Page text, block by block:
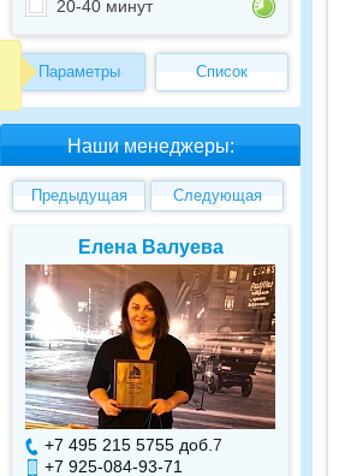
20-40 минут
Параметры Список
Наши менеджеры:
Предыдущая Следующая
Елена Валуева
+7 495 215 5755 доб. 7
+7 925-084-93-71